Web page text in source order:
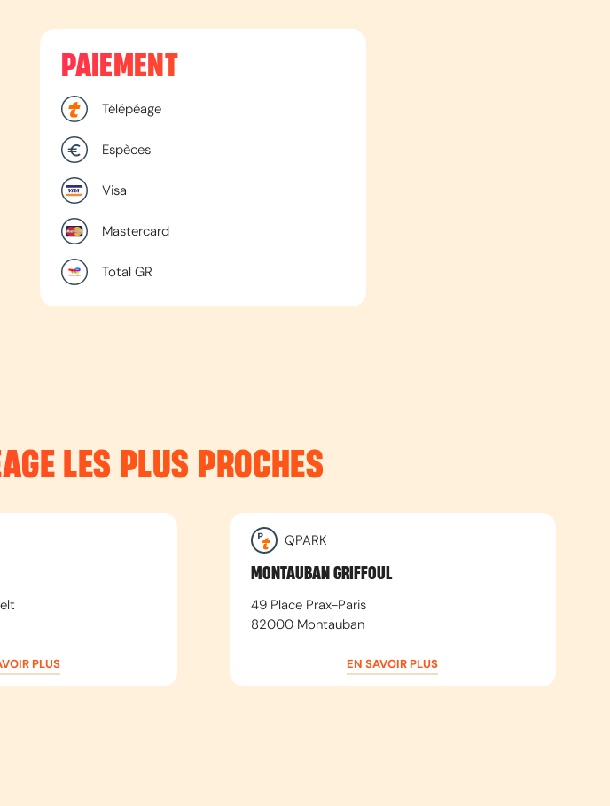
PAIEMENT
Télépéage
Espèces
Visa
Mastercard
Total GR
LES PLUS PROCHES
PLUS
QPARK
MONTAUBAN GRIFFOUL
49 Place Prax-Paris
82000 Montauban
EN SAVOIR PLUS